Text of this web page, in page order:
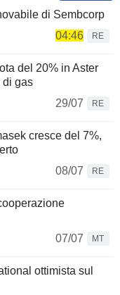
di Sembcorp
04:46
RE
del 20% in Aster
di gas
29/07
RE
cresce del 7%,
08/07
RE
07/07
MT
ottimista sul